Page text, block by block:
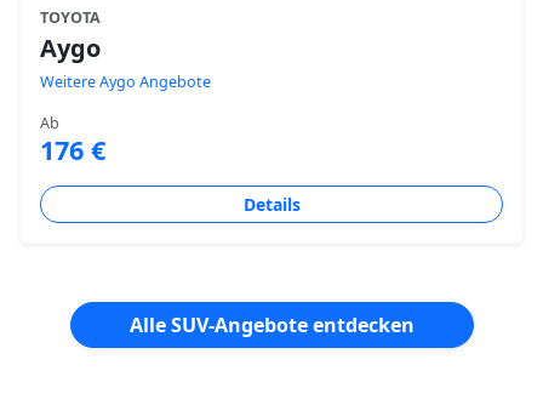
TOYOTA
Aygo
Weitere Aygo Angebote
Ab
176 €
Details
Alle SUV-Angebote entdecken